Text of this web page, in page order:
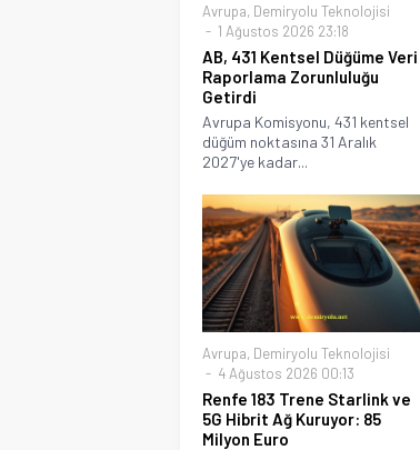
Avrupa, Demiryolu Teknolojisi
1 Ağustos 2026 23:18
AB, 431 Kentsel Düğüme Veri
Raporlama Zorunluluğu
Getirdi
Avrupa Komisyonu, 431 kentsel
düğüm noktasına 31 Aralık
2027'ye kadar...
Avrupa, Demiryolu Teknolojisi
4 Ağustos 2026 00:13
Renfe 183 Trene Starlink ve
5G Hibrit Ağ Kuruyor: 85
Milyon Euro